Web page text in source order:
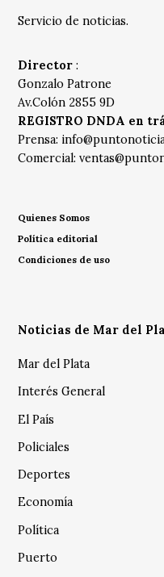
Servicio de noticias.
Director :
Gonzalo Patrone
Av.Colón 2855 9D
REGISTRO DNDA en
Prensa:
Comercial:
Quienes Somos
Política editorial
Condiciones de uso
Noticias de Mar del
Mar del Plata
Interés General
El País
Policiales
Deportes
Economía
Política
Puerto